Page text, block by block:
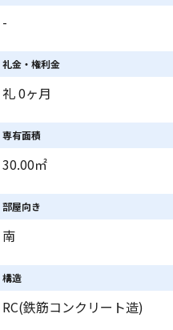
-
礼金・権利金
礼 0ヶ月
専有面積
30.00㎡
部屋向き
南
構造
RC(鉄筋コンクリート造)